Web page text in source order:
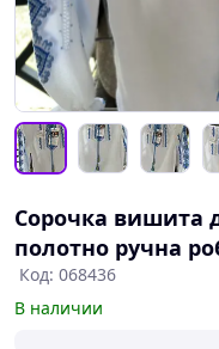
Сорочка вишита
полотно ручна
Код: 068436
В наличии